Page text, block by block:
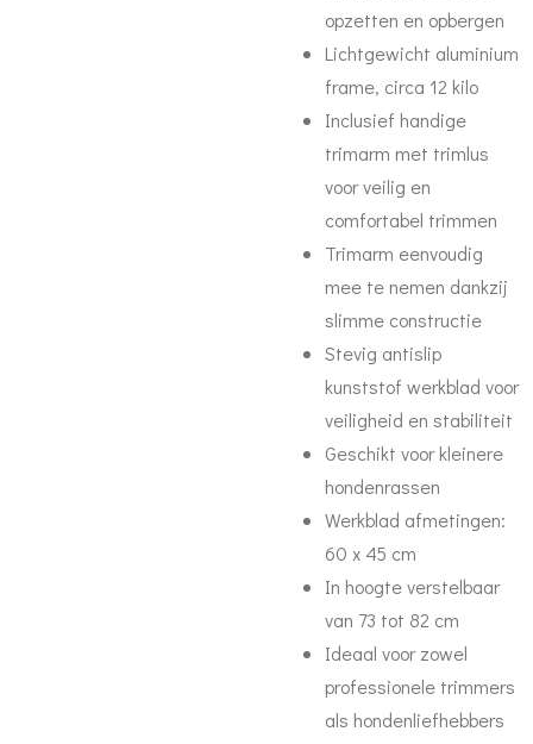
opzetten en opbergen
Lichtgewicht aluminium
frame, circa 12 kilo
Inclusief handige
trimarm met trimlus
voor veilig en
comfortabel trimmen
Trimarm eenvoudig
mee te nemen dankzij
slimme constructie
Stevig antislip
kunststof werkblad voor
veiligheid en stabiliteit
Geschikt voor kleinere
hondenrassen
Werkblad afmetingen:
60 x 45 cm
In hoogte verstelbaar
van 73 tot 82 cm
Ideaal voor zowel
professionele trimmers
als hondenliefhebbers